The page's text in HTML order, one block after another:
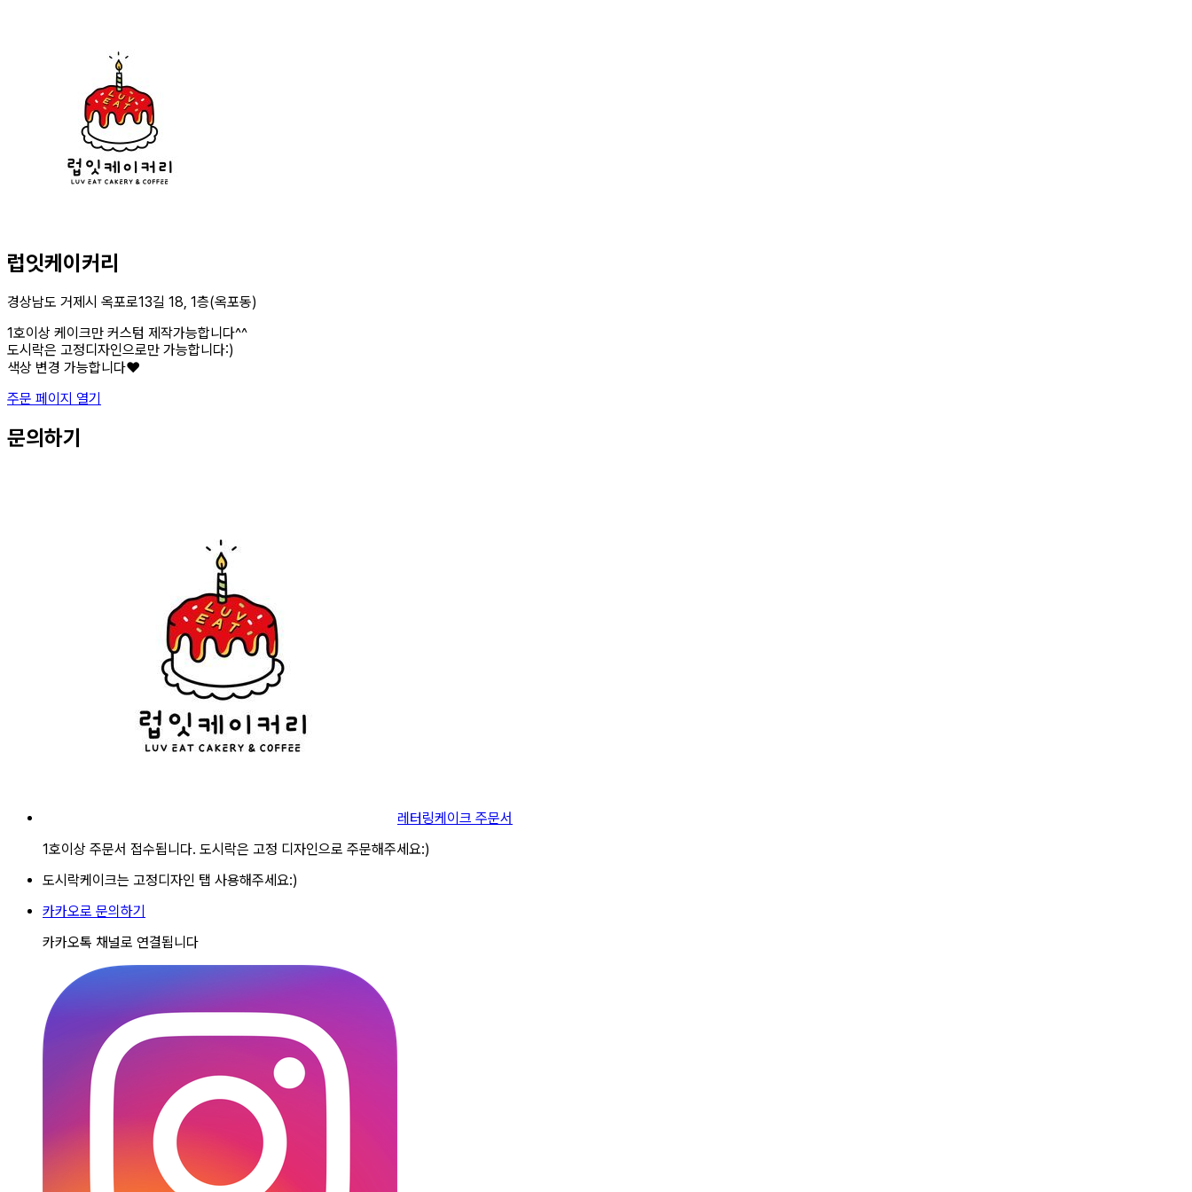
럽잇케이커리
경상남도 거제시 옥포로13길 18, 1층(옥포동)
1호이상 케이크만 커스텀 제작가능합니다^^
도시락은 고정디자인으로만 가능합니다:)
색상 변경 가능합니다❤️
주문 페이지 열기
문의하기
레터링케이크 주문서
1호이상 주문서 접수됩니다. 도시락은 고정 디자인으로 주문해주세요:)
도시락케이크는 고정디자인 탭 사용해주세요:)
카카오로 문의하기
카카오톡 채널로 연결됩니다